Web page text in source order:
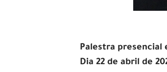
Palestra presencial
Dia 22 de abril de